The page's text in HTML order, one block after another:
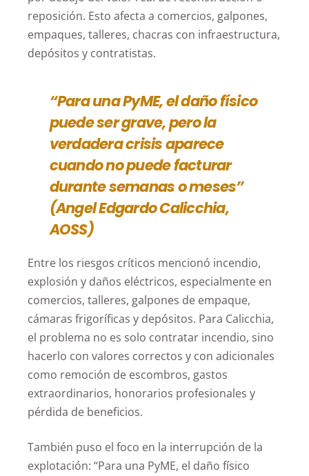
reposición. Esto afecta a comercios, galpones,
empaques, talleres, chacras con infraestructura,
depósitos y contratistas.
“Para una PyME, el daño físico
puede ser grave, pero la
verdadera crisis aparece
cuando no puede facturar
durante semanas o meses”
(Angel Edgardo Calicchia,
AOSS)
Entre los riesgos críticos mencionó incendio,
explosión y daños eléctricos, especialmente en
comercios, talleres, galpones de empaque,
cámaras frigoríficas y depósitos. Para Calicchia,
el problema no es solo contratar incendio, sino
hacerlo con valores correctos y con adicionales
como remoción de escombros, gastos
extraordinarios, honorarios profesionales y
pérdida de beneficios.
También puso el foco en la interrupción de la
explotación: “Para una PyME, el daño físico